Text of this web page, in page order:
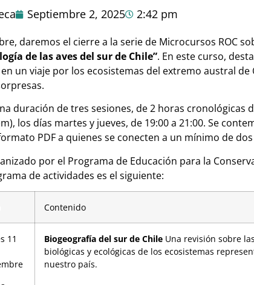
Septiembre 2, 2025 2:42 pm
daremos el cierre a la serie de Microcursos ROC
de las aves del sur de Chile”. En este curso,
un viaje por los ecosistemas del extremo austral
duración de tres sesiones, de 2 horas cronológicas
los días martes y jueves, de 19:00 a 21:00. Se
PDF a quienes se conecten a un mínimo de
por el Programa de Educación para la
de actividades es el siguiente:
Contenido
11
Biogeografía del sur de Chile Una revisión sobre
biológicas y ecológicas de los ecosistemas
nuestro país.